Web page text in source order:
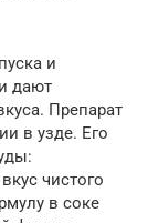
и
дают
Препарат
в узде. Его
чистого
в соке